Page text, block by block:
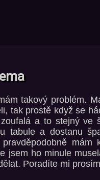
takový problém.
tak prostě když se
a to stejný ve
tabule a dostanu
mám
jsem ho minule
Poradíte mi